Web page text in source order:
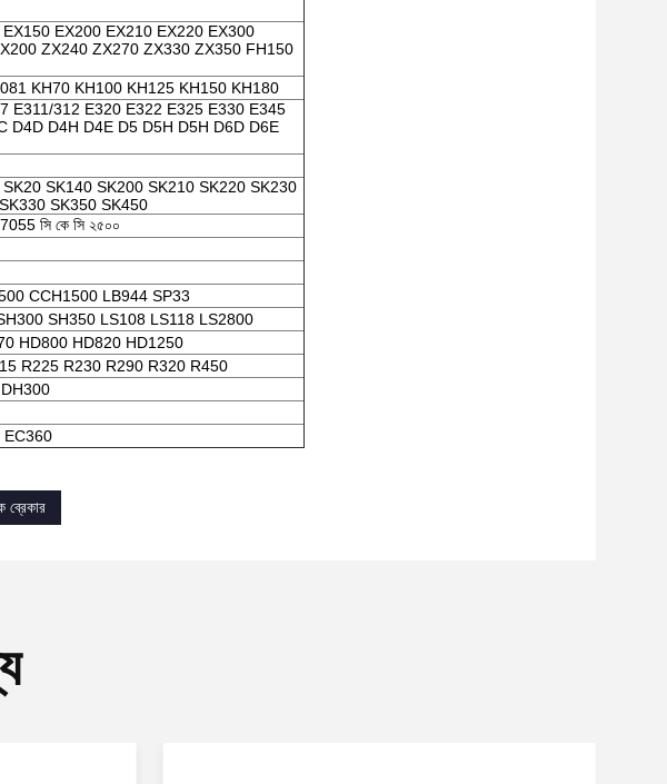
EX200 EX210 EX220 EX300
ZX240 ZX270 ZX330 ZX350 FH150
KH70 KH100 KH125 KH150 KH180
E311/312 E320 E322 E325 E330 E345
D4D D4H D4E D5 D5H D5H D6D D6E
SK140 SK200 SK210 SK220 SK230
SK350 SK450
সি কে সি ২৫০০
CCH1500 LB944 SP33
SH350 LS108 LS118 LS2800
HD800 HD820 HD1250
R225 R230 R290 R320 R450
EC360
ব্রেকার